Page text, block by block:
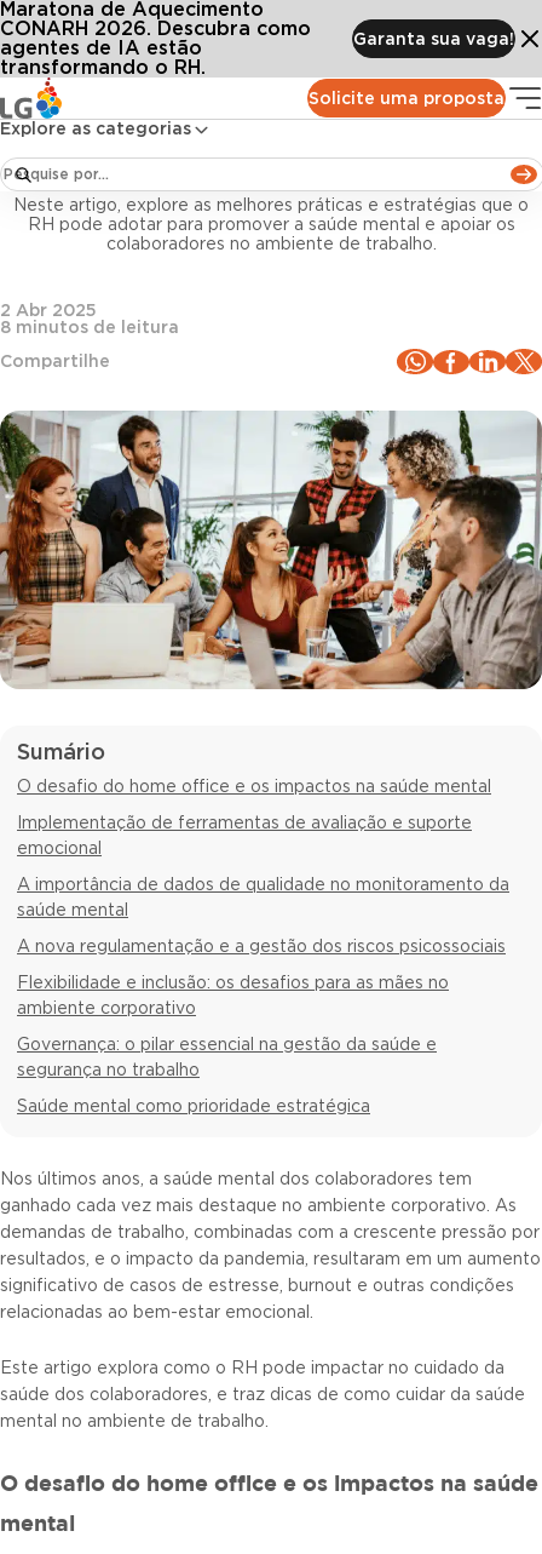
Solicite uma proposta
Explore as categorias
Maratona de Aquecimento
CONARH 2026. Descubra como
agentes de IA estão
transformando o RH.
Garanta sua vaga!
Conteúdos Blog LG
O papel essencial do RH no cuidado com a saúde mental no ambiente de trabalho
Bem-estar e Saúde no Trabalho
O papel essencial do RH no cuidado com a saúde
mental no ambiente de trabalho
Neste artigo, explore as melhores práticas e estratégias que o
RH pode adotar para promover a saúde mental e apoiar os
colaboradores no ambiente de trabalho.
2 Abr 2025
8 minutos de leitura
Compartilhe
Sumário
O desafio do home office e os impactos na saúde mental
Implementação de ferramentas de avaliação e suporte
emocional
A importância de dados de qualidade no monitoramento da
saúde mental
A nova regulamentação e a gestão dos riscos psicossociais
Flexibilidade e inclusão: os desafios para as mães no
ambiente corporativo
Governança: o pilar essencial na gestão da saúde e
segurança no trabalho
Saúde mental como prioridade estratégica
Nos últimos anos, a saúde mental dos colaboradores tem
ganhado cada vez mais destaque no ambiente corporativo. As
demandas de trabalho, combinadas com a crescente pressão por
resultados, e o impacto da pandemia, resultaram em um aumento
significativo de casos de estresse, burnout e outras condições
relacionadas ao bem-estar emocional.
Este artigo explora como o RH pode impactar no cuidado da
saúde dos colaboradores, e traz dicas de como cuidar da saúde
mental no ambiente de trabalho.
O desafio do home office e os impactos na saúde
mental